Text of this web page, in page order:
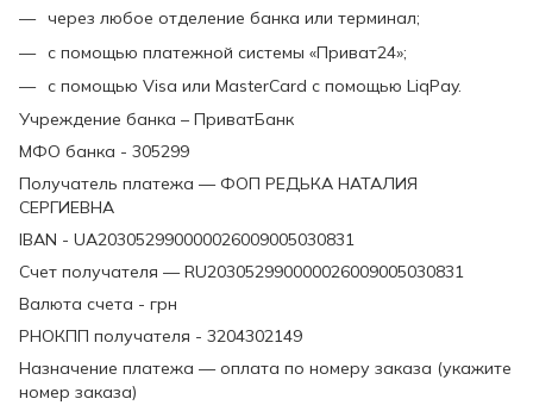
через любое отделение банка или терминал;
с помощью платежной системы «Приват24»;
с помощью Visa или MasterCard с помощью LiqPay.
Учреждение банка – ПриватБанк
МФО банка - 305299
Получатель платежа — ФОП РЕДЬКА НАТАЛИЯ
СЕРГИЕВНА
IBAN - UA203052990000026009005030831
Счет получателя — RU203052990000026009005030831
Валюта счета - грн
РНОКПП получателя - 3204302149
Назначение платежа — оплата по номеру заказа (укажите
номер заказа)